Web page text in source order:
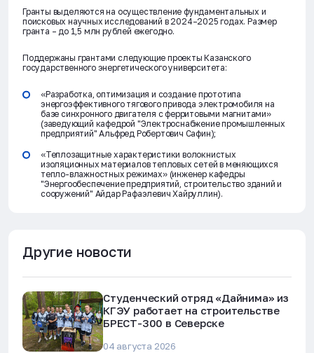
Гранты выделяются на осуществление фундаментальных и
поисковых научных исследований в 2024–2025 годах. Размер
гранта – до 1,5 млн рублей ежегодно.
Поддержаны грантами следующие проекты Казанского
государственного энергетического университета:
«Разработка, оптимизация и создание прототипа
энергоэффективного тягового привода электромобиля на
базе синхронного двигателя с ферритовыми магнитами»
(заведующий кафедрой "Электроснабжение промышленных
предприятий" Альфред Робертович Сафин);
«Теплозащитные характеристики волокнистых
изоляционных материалов тепловых сетей в меняющихся
тепло-влажностных режимах» (инженер кафедры
"Энергообеспечение предприятий, строительство зданий и
сооружений" Айдар Рафаэлевич Хайруллин).
Другие новости
Студенческий отряд «Дайнима» из
КГЭУ работает на строительстве
БРЕСТ-300 в Северске
04 августа 2026